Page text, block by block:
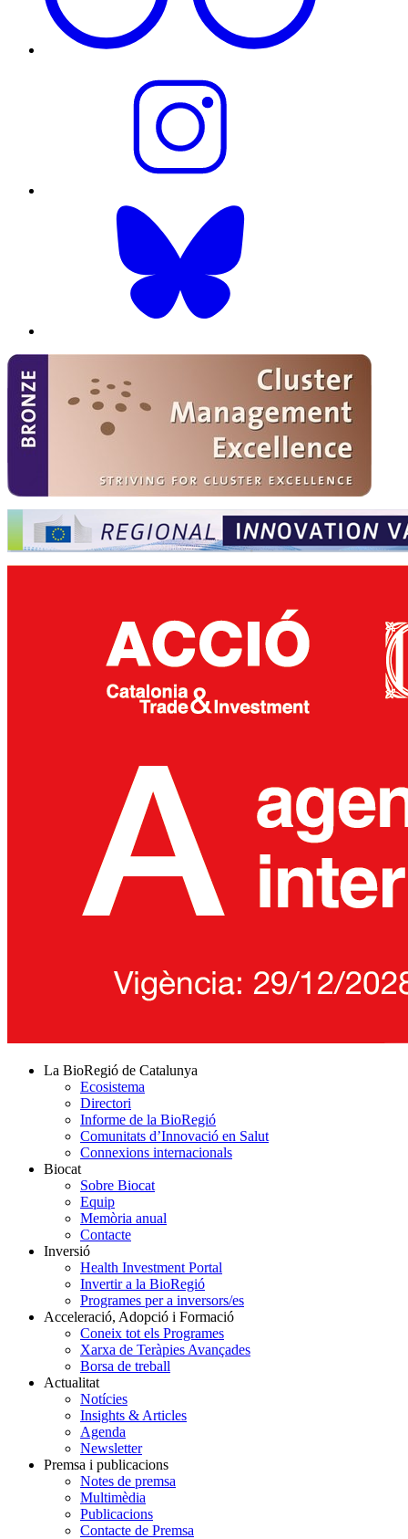
La BioRegió de Catalunya
Ecosistema
Directori
Informe de la BioRegió
Comunitats d’Innovació en Salut
Connexions internacionals
Biocat
Sobre Biocat
Equip
Memòria anual
Contacte
Inversió
Health Investment Portal
Invertir a la BioRegió
Programes per a inversors/es
Acceleració, Adopció i Formació
Coneix tot els Programes
Xarxa de Teràpies Avançades
Borsa de treball
Actualitat
Notícies
Insights & Articles
Agenda
Newsletter
Premsa i publicacions
Notes de premsa
Multimèdia
Publicacions
Contacte de Premsa